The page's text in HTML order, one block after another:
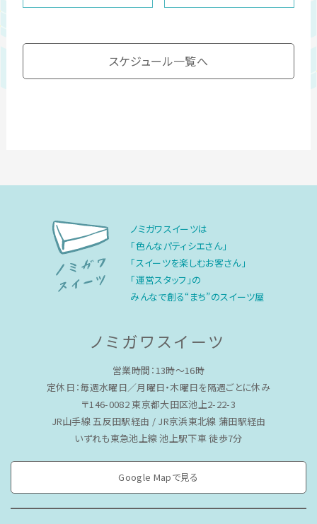
スケジュール一覧へ
ノミガワスイーツは
「色んなパティシエさん」
「スイーツを楽しむお客さん」
「運営スタッフ」の
みんなで創る“まち”のスイーツ屋
ノミガワスイーツ
営業時間：13時〜16時
定休日：毎週水曜日／月曜日・木曜日を隔週ごとに休み
〒146-0082 東京都大田区池上2-22-3
JR山手線 五反田駅経由 / JR京浜東北線 蒲田駅経由
いずれも東急池上線 池上駅下車 徒歩7分
Google Mapで見る